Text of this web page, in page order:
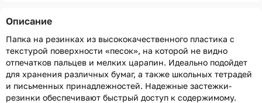
Описание
Папка на резинках из высококачественного пластика с
текстурой поверхности «песок», на которой не видно
отпечатков пальцев и мелких царапин. Идеально подойдет
для хранения различных бумаг, а также школьных тетрадей
и письменных принадлежностей. Надежные застежки-
резинки обеспечивают быстрый доступ к содержимому.